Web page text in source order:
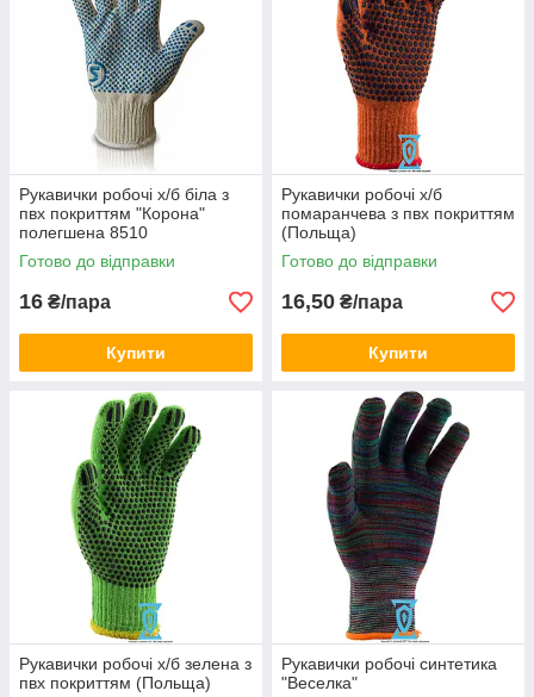
Рукавички робочі х/б біла з
пвх покриттям "Корона"
полегшена 8510
Готово до відправки
16 ₴/пара
Купити
Рукавички робочі х/б
помаранчева з пвх покриттям
(Польща)
Готово до відправки
16,50 ₴/пара
Купити
Рукавички робочі х/б зелена з
пвх покриттям (Польща)
Рукавички робочі синтетика
"Веселка"